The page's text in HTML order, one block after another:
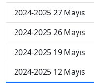
2024-2025 27 Mayıs
2024-2025 26 Mayıs
2024-2025 19 Mayıs
2024-2025 12 Mayıs